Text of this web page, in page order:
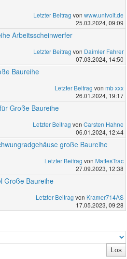
Letzter Beitrag von www.univoit.de
25.03.2024, 09:09
Arbeitsscheinwerfer
Letzter Beitrag von Daimler Fahrer
07.03.2024, 14:50
Baureihe
Letzter Beitrag von mb xxx
26.01.2024, 19:17
Große Baureihe
Letzter Beitrag von Carsten Hahne
06.01.2024, 12:44
große Baureihe
Letzter Beitrag von MattesTrac
27.09.2023, 12:38
Große Baureihe
Letzter Beitrag von Kramer714AS
17.05.2023, 09:28